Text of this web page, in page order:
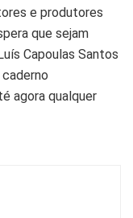
e produtores
que sejam
Capoulas Santos
caderno
agora qualquer